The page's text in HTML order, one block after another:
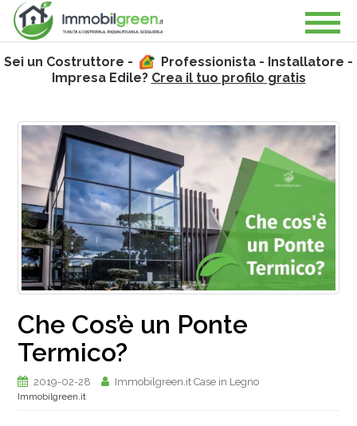
Sei un Costruttore -
Professionista - Installatore -
Impresa Edile? Crea il tuo profilo gratis
Che Cos’è un Ponte
Termico?
2019-02-28 Immobilgreen.it Case in Legno
Immobilgreen.it